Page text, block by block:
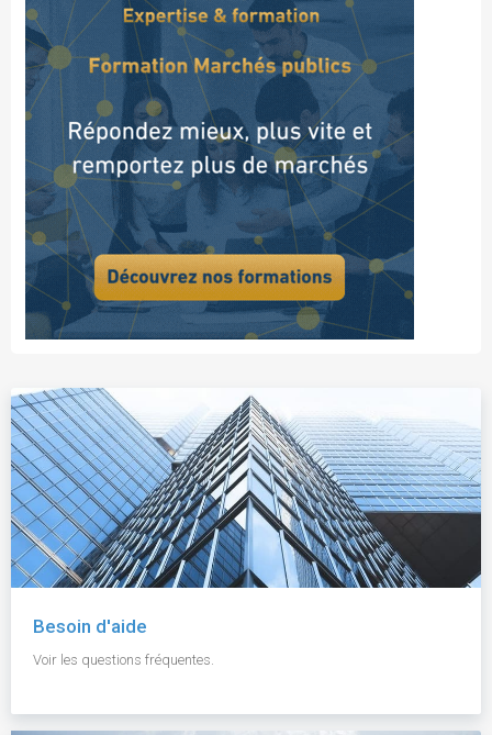
Besoin d'aide
Voir les questions fréquentes.